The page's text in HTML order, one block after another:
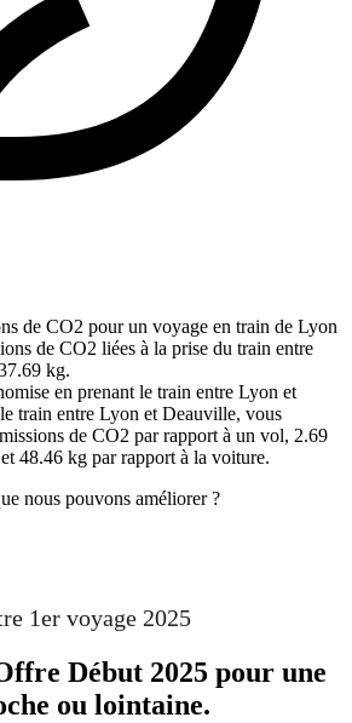
de CO2 pour un voyage en train de Lyon
de CO2 liées à la prise du train entre
kg.
en prenant le train entre Lyon et
train entre Lyon et Deauville, vous
de CO2 par rapport à un vol, 2.69
48.46 kg par rapport à la voiture.
nous pouvons améliorer ?
1er voyage 2025
Début 2025 pour une
ou lointaine.